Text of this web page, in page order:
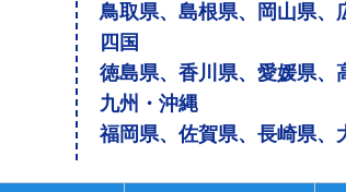
鳥取県、島根県、岡山県、
四国
徳島県、香川県、愛媛県、
九州・沖縄
福岡県、佐賀県、長崎県、